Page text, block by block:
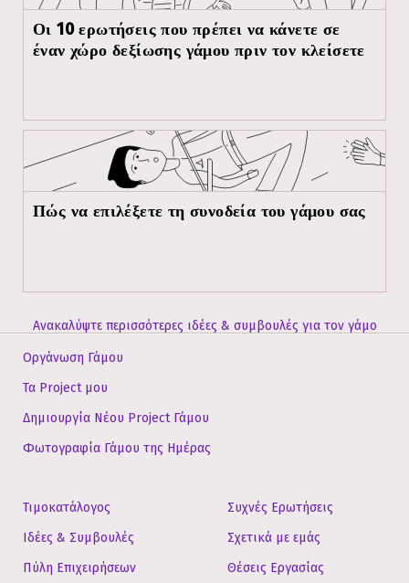
Οι 10 ερωτήσεις που πρέπει να κάνετε σε
έναν χώρο δεξίωσης γάμου πριν τον κλείσετε
Πώς να επιλέξετε τη συνοδεία του γάμου σας
Ανακαλύψτε περισσότερες ιδέες & συμβουλές για τον γάμο
Οργάνωση Γάμου
Τα Project μου
Δημιουργία Νέου Project Γάμου
Φωτογραφία Γάμου της Ημέρας
Τιμοκατάλογος
Ιδέες & Συμβουλές
Πύλη Επιχειρήσεων
Συχνές Ερωτήσεις
Σχετικά με εμάς
Θέσεις Εργασίας